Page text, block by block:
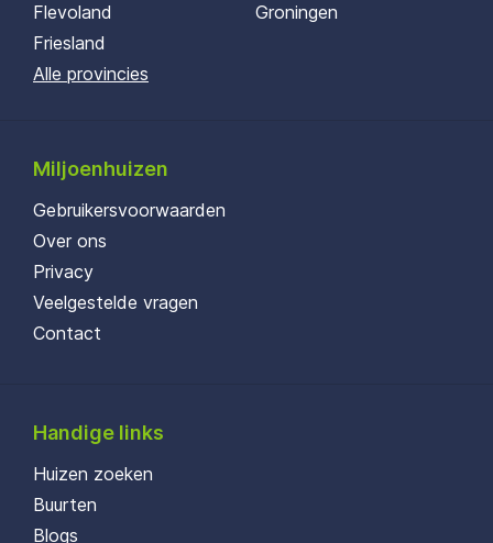
Flevoland
Friesland
Groningen
Alle provincies
Miljoenhuizen
Gebruikersvoorwaarden
Over ons
Privacy
Veelgestelde vragen
Contact
Handige links
Huizen zoeken
Buurten
Blogs